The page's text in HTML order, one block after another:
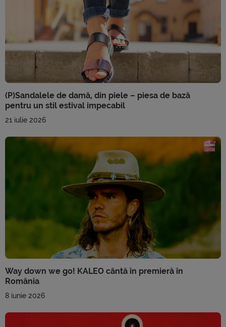
(P)Sandalele de damă, din piele – piesa de bază
pentru un stil estival impecabil
21 iulie 2026
Way down we go! KALEO cântă în premieră în
România
8 iunie 2026